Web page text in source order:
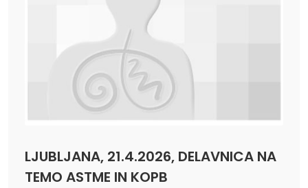
LJUBLJANA, 21.4.2026, DELAVNICA NA
TEMO ASTME IN KOPB